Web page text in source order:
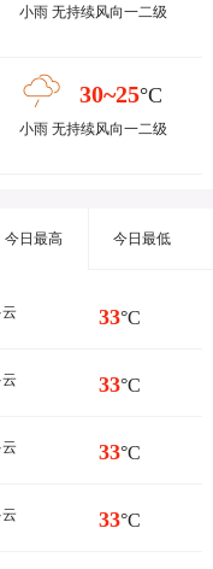
小雨 无持续风向一二级
30~25°C
小雨 无持续风向一二级
今日最高 今日最低
33°C
33°C
33°C
33°C